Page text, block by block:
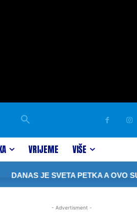
VRIJEME VIŠE
DANAS JE SVETA PETKA A OVO
- Advertisment -